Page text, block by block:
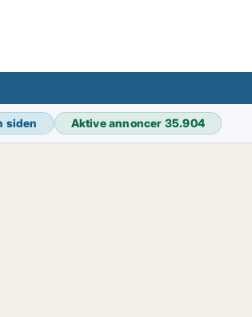
siden Aktive annoncer 35.904